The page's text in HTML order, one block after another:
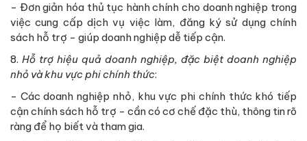
- Đơn giản hóa thủ tục hành chính cho doanh nghiệp trong
việc cung cấp dịch vụ việc làm, đăng ký sử dụng chính
sách hỗ trợ - giúp doanh nghiệp dễ tiếp cận.
8.Hỗ trợ hiệu quả doanh nghiệp, đặc biệt doanh nghiệp
nhỏ và khu vực phi chính thức:
- Các doanh nghiệp nhỏ, khu vực phi chính thức khó tiếp
cận chính sách hỗ trợ - cần có cơ chế đặc thù, thông tin rõ
ràng để họ biết và tham gia.